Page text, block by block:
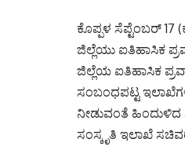
ಕೊಪ್ಪಳ ಸೆಪ್ಟೆಂಬರ್ 17
ಜಿಲ್ಲೆಯು ಐತಿಹಾಸಿಕ
ಜಿಲ್ಲೆಯ ಐತಿಹಾಸಿಕ
ಸಂಬಂಧಪಟ್ಟ
ನೀಡುವಂತೆ ಹಿಂದುಳಿದ
ಸಂಸ್ಕೃತಿ ಇಲಾಖೆ